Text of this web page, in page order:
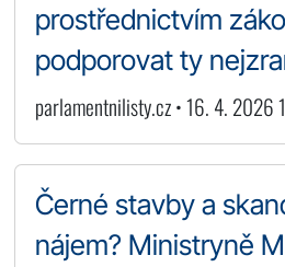
prostřednictvím
podporovat ty
parlamentnilisty.cz • 16. 4. 2026
Černé stavby a
nájem? Ministryně